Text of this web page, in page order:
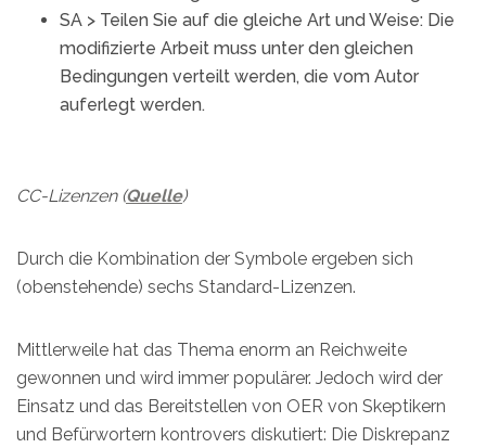
SA > Teilen Sie auf die gleiche Art und Weise: Die
modifizierte Arbeit muss unter den gleichen
Bedingungen verteilt werden, die vom Autor
auferlegt werden.
CC-Lizenzen (Quelle)
Durch die Kombination der Symbole ergeben sich
(obenstehende) sechs Standard-Lizenzen.
Mittlerweile hat das Thema enorm an Reichweite
gewonnen und wird immer populärer. Jedoch wird der
Einsatz und das Bereitstellen von OER von Skeptikern
und Befürwortern kontrovers diskutiert: Die Diskrepanz